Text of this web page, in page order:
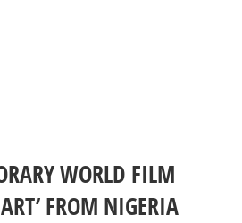
WORLD FILM
FROM NIGERIA